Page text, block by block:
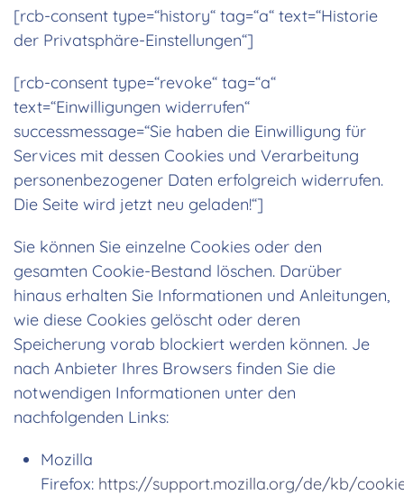
[rcb-consent type=“history“ tag=“a“ text=“Historie
der Privatsphäre-Einstellungen“]
[rcb-consent type=“revoke“ tag=“a“
text=“Einwilligungen widerrufen“
successmessage=“Sie haben die Einwilligung für
Services mit dessen Cookies und Verarbeitung
personenbezogener Daten erfolgreich widerrufen.
Die Seite wird jetzt neu geladen!“]
Sie können Sie einzelne Cookies oder den
gesamten Cookie-Bestand löschen. Darüber
hinaus erhalten Sie Informationen und Anleitungen,
wie diese Cookies gelöscht oder deren
Speicherung vorab blockiert werden können. Je
nach Anbieter Ihres Browsers finden Sie die
notwendigen Informationen unter den
nachfolgenden Links:
Mozilla
Firefox: https://support.mozilla.org/de/kb/